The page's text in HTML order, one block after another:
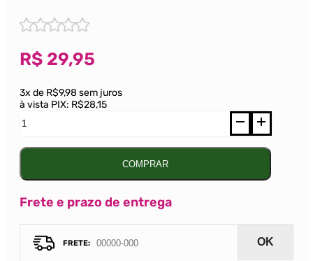
R$ 29,95
3x de R$9,98 sem juros
à vista PIX: R$28,15
Seco
Grano
Niágara
1480ml
quantidade
COMPRAR
Frete e prazo de entrega
OK